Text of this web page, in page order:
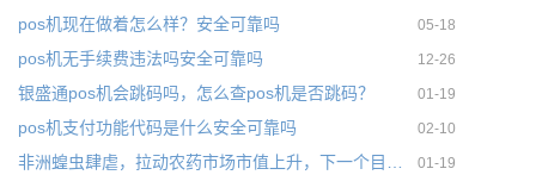
pos机现在做着怎么样？安全可靠吗 05-18
pos机无手续费违法吗安全可靠吗 12-26
银盛通pos机会跳码吗，怎么查pos机是否跳码？ 01-19
pos机支付功能代码是什么安全可靠吗 02-10
01-19